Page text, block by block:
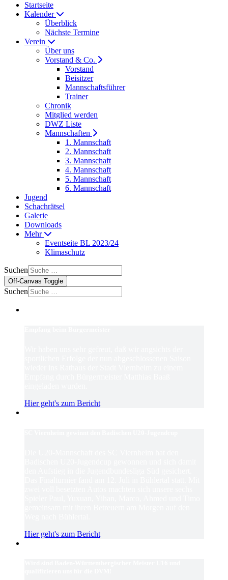
Startseite
Kalender
Überblick
Nächste Termine
Verein
Über uns
Vorstand & Co.
Vorstand
Beisitzer
Mannschaftsführer
Trainer
Chronik
Mitglied werden
DWZ Liste
Mannschaften
1. Mannschaft
2. Mannschaft
3. Mannschaft
4. Mannschaft
5. Mannschaft
6. Mannschaft
Jugend
Schachrätsel
Galerie
Downloads
Mehr
Eventseite BL 2023/24
Klimaschutz
Suchen
Off-Canvas Toggle
Suchen
Hier geht's zum Bericht
Hier geht's zum Bericht